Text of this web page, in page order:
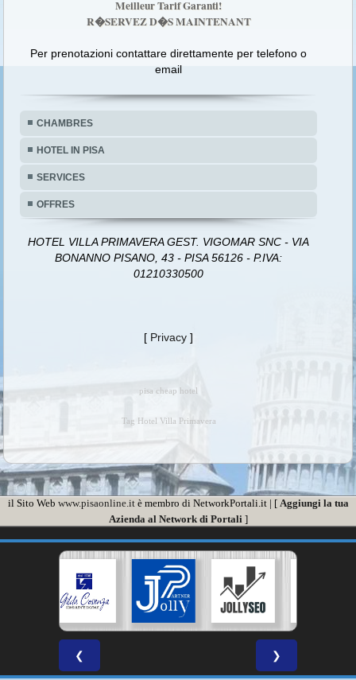
Meilleur Tarif Garanti!
R�SERVEZ D�S MAINTENANT
Per prenotazioni contattare direttamente per telefono o
email
CHAMBRES
HOTEL IN PISA
SERVICES
OFFRES
HOTEL VILLA PRIMAVERA GEST. VIGOMAR SNC - VIA
BONANNO PISANO, 43 - PISA 56126 - P.IVA:
01210330500
[ Privacy ]
pisa cheap hotel
Tag Hotel Villa Primavera
il Sito Web www.pisaonline.itè membro di NetworkPortali.it | [ Aggiungi la tua
Azienda al Network di Portali ]
❮ ❯